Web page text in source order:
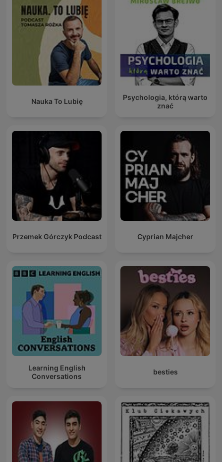
Nauka To Lubię
Psychologia, którą warto
znać
Przemek Górczyk Podcast Cyprian Majcher
Learning English
Conversations
besties